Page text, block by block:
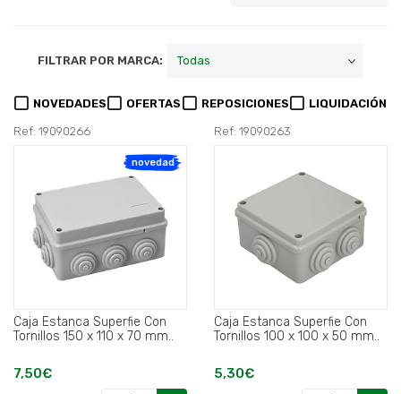
FILTRAR POR MARCA:
NOVEDADES OFERTAS REPOSICIONES LIQUIDACIÓN
Ref: 19090266
novedad
Caja Estanca Superfie Con
Tornillos 150 x 110 x 70 mm..
7,50€
Ref: 19090263
Caja Estanca Superfie Con
Tornillos 100 x 100 x 50 mm..
5,30€